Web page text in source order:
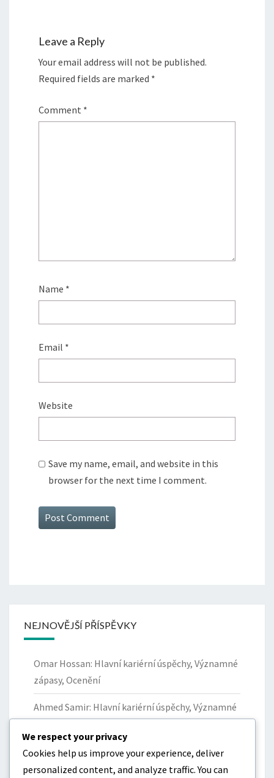
Leave a Reply
Your email address will not be published.
Required fields are marked *
Comment *
Name *
Email *
Website
Save my name, email, and website in this
browser for the next time I comment.
NEJNOVĚJŠÍ PŘÍSPĚVKY
Omar Hossan: Hlavní kariérní úspěchy, Významné
zápasy, Ocenění
Ahmed Samir: Hlavní kariérní úspěchy, Významné
Yazan Al-Naimat: Příspěvky k národnímu týmu
Jordánska, Klíčové zápasy, Statistika
We respect your privacy
Cookies help us improve your experience, deliver
personalized content, and analyze traffic. You can